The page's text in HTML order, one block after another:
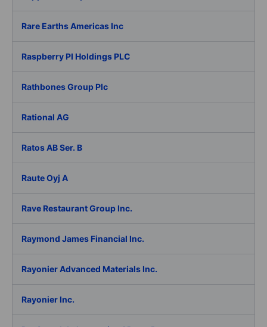
Rare Earths Americas Inc
Raspberry PI Holdings PLC
Rathbones Group Plc
Rational AG
Ratos AB Ser. B
Raute Oyj A
Rave Restaurant Group Inc.
Raymond James Financial Inc.
Rayonier Advanced Materials Inc.
Rayonier Inc.